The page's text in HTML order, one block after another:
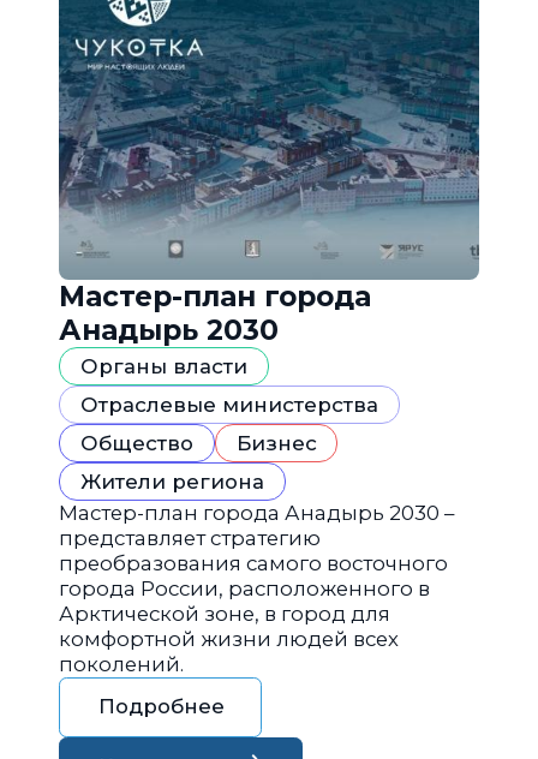
Мастер-план города
Анадырь 2030
Органы власти
Отраслевые министерства
Общество
Бизнес
Жители региона
Мастер-план города Анадырь 2030 –
представляет стратегию
преобразования самого восточного
города России, расположенного в
Арктической зоне, в город для
комфортной жизни людей всех
поколений.
Подробнее